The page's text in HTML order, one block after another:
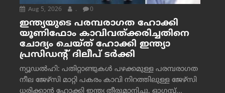
Aug 5, 2026 . 0
ഇന്ത്യയുടെ പരമ്പരാഗത ഹോക്കി
യൂണിഫോം കാവിവത്ക്കരിച്ചതിനെ
ചോദ്യം ചെയ്ത് ഹോക്കി ഇന്ത്യാ
പ്രസിഡന്റ് ദിലീപ് ടര്‍ക്കി
ന്യൂഡൽഹി: പതിറ്റാണ്ടുകൾ പഴക്കമുള്ള പരമ്പരാഗത
നീല ജേഴ്‌സി മാറ്റി പകരം കാവി നിറത്തിലുള്ള ജേഴ്‌സി
ധരിക്കാൻ ഹോക്കി ഇന്ത്യ തീരുമാനിച്ചു. ഓഗസ്റ്റ്...